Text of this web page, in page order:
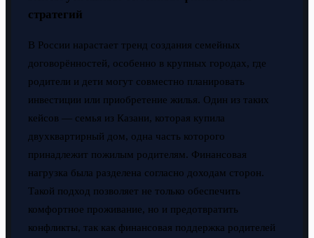
стратегий
В России нарастает тренд создания семейных
договорённостей, особенно в крупных городах, где
родители и дети могут совместно планировать
инвестиции или приобретение жилья. Один из таких
кейсов — семья из Казани, которая купила
двухквартирный дом, одна часть которого
принадлежит пожилым родителям. Финансовая
нагрузка была разделена согласно доходам сторон.
Такой подход позволяет не только обеспечить
комфортное проживание, но и предотвратить
конфликты, так как финансовая поддержка родителей